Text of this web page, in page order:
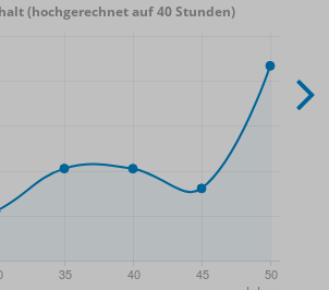
(hochgerechnet auf 40 Stunden)